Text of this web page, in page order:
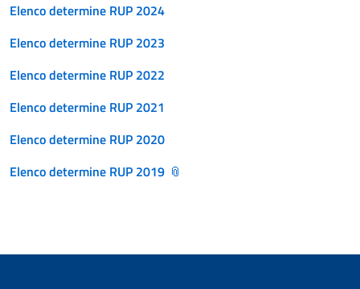
Elenco determine RUP 2024
Elenco determine RUP 2023
Elenco determine RUP 2022
Elenco determine RUP 2021
Elenco determine RUP 2020
Elenco determine RUP 2019